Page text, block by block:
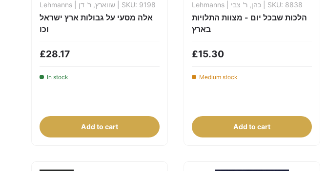
Lehmanns | שווארץ, ר' דן | SKU: 9198
אלה מסעי על גבולות ארץ ישראל
וכו
£28.17
In stock
Add to cart
Lehmanns | כהן, ר' צבי | SKU: 8838
הלכות שבכל יום - מצוות התלויות
בארץ
£15.30
Medium stock
Add to cart